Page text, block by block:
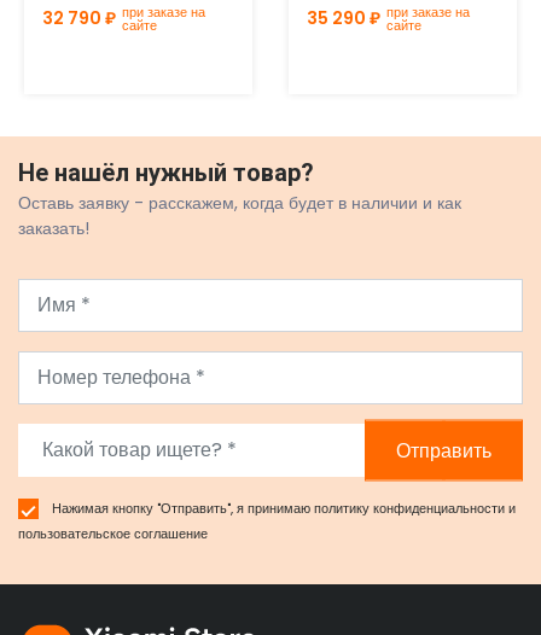
32 790 ₽ при заказе на
сайте 35 290 ₽ при заказе на
сайте
Не нашёл нужный товар?
Оставь заявку - расскажем, когда будет в наличии и как
заказать!
Отправить
Нажимая кнопку "Отправить", я принимаюполитику конфиденциальностии
пользовательское соглашение